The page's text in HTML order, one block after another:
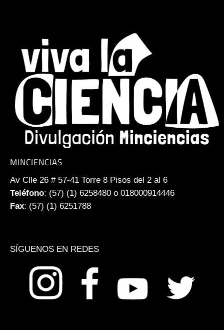
MINCIENCIAS
Av Clle 26 # 57-41 Torre 8 Pisos del 2 al 6
Teléfono: (57) (1) 6258480 o 018000914446
Fax: (57) (1) 6251788
SÍGUENOS EN REDES